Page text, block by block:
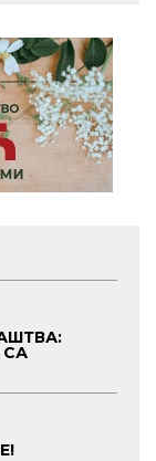
СА